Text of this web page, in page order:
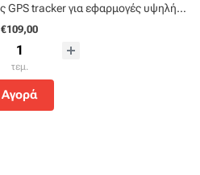
Teltonika FTC881 4G | Εύκολος GPS tracker για εφαρμογές υψηλής τάσης
€109,00
τεμ.
Αγορά